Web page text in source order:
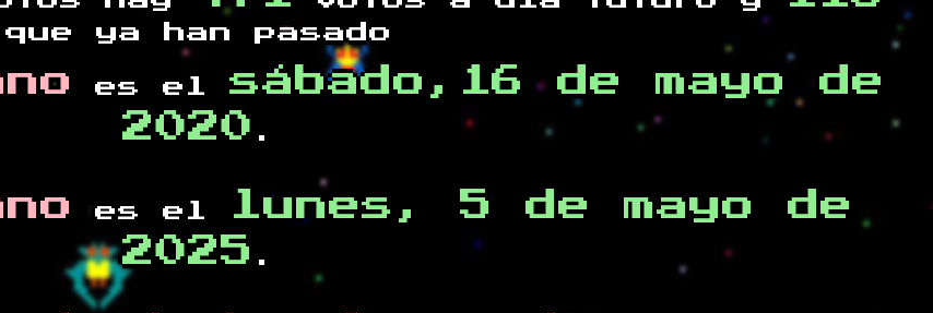
que ya han pasado
es el sábado,16 de mayo de
2020 .
es el
lunes, 5 de mayo de
2025 .